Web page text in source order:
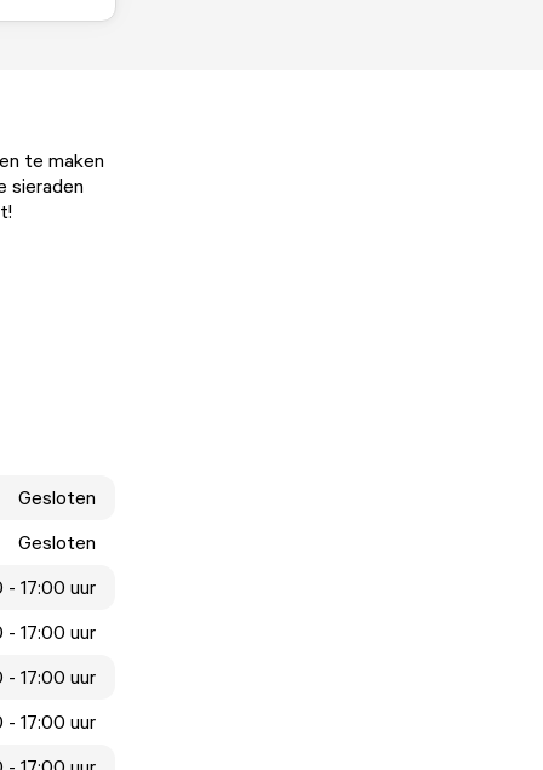
te maken
sieraden
Gesloten
Gesloten
- 17:00 uur
- 17:00 uur
- 17:00 uur
- 17:00 uur